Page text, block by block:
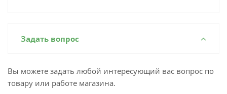
Задать вопрос
Вы можете задать любой интересующий вас вопрос по
товару или работе магазина.